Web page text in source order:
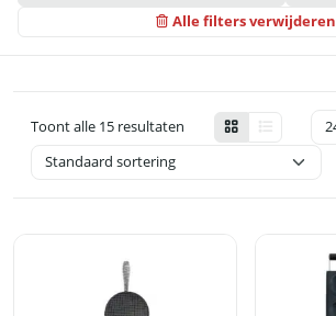
Alle filters verwijderen
Toont alle 15 resultaten